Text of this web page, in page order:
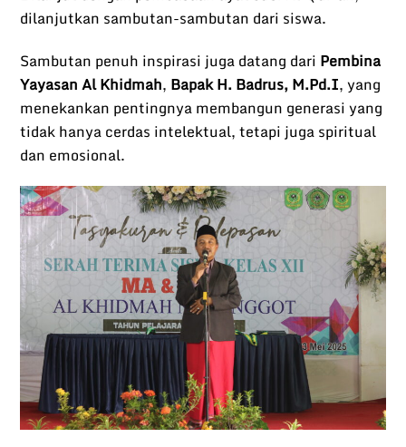
dilanjutkan sambutan-sambutan dari siswa.
Sambutan penuh inspirasi juga datang dari Pembina
Yayasan Al Khidmah, Bapak H. Badrus, M.Pd.I, yang
menekankan pentingnya membangun generasi yang
tidak hanya cerdas intelektual, tetapi juga spiritual
dan emosional.